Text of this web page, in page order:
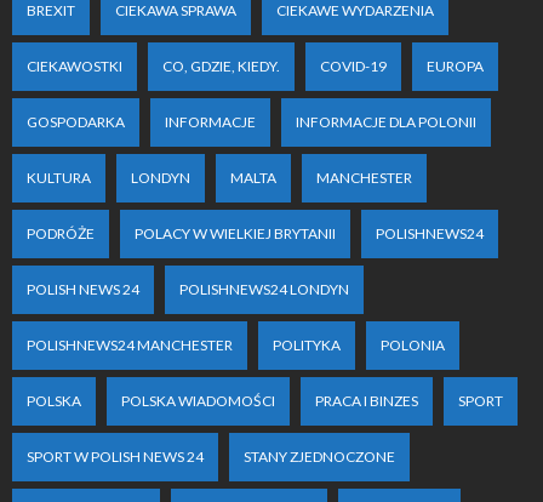
BREXIT CIEKAWA SPRAWA CIEKAWE WYDARZENIA
CIEKAWOSTKI CO, GDZIE, KIEDY. COVID-19 EUROPA
GOSPODARKA INFORMACJE INFORMACJE DLA POLONII
KULTURA LONDYN MALTA MANCHESTER
PODRÓŻE POLACY W WIELKIEJ BRYTANII POLISHNEWS24
POLISH NEWS 24 POLISHNEWS24 LONDYN
POLISHNEWS24 MANCHESTER POLITYKA POLONIA
POLSKA POLSKA WIADOMOŚCI PRACA I BINZES SPORT
SPORT W POLISH NEWS 24 STANY ZJEDNOCZONE